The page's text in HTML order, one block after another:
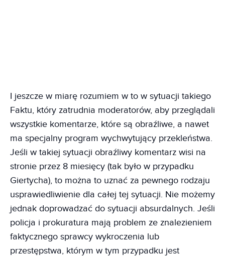
I jeszcze w miarę rozumiem w to w sytuacji takiego
Faktu, który zatrudnia moderatorów, aby przeglądali
wszystkie komentarze, które są obraźliwe, a nawet
ma specjalny program wychwytujący przekleństwa.
Jeśli w takiej sytuacji obraźliwy komentarz wisi na
stronie przez 8 miesięcy (tak było w przypadku
Giertycha), to można to uznać za pewnego rodzaju
usprawiedliwienie dla całej tej sytuacji. Nie możemy
jednak doprowadzać do sytuacji absurdalnych. Jeśli
policja i prokuratura mają problem ze znalezieniem
faktycznego sprawcy wykroczenia lub
przestępstwa, którym w tym przypadku jest